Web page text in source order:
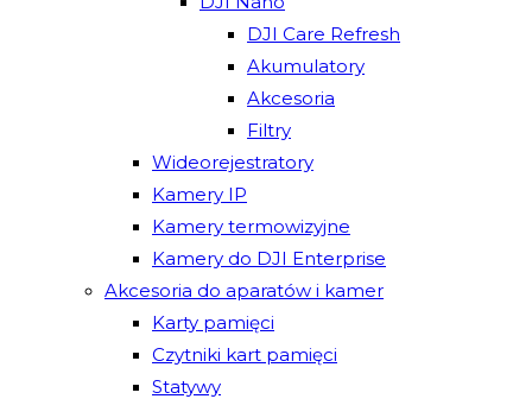
DJI Care Refresh
Akumulatory
Akcesoria
Filtry
Wideorejestratory
Kamery IP
Kamery termowizyjne
Kamery do DJI Enterprise
Akcesoria do aparatów i kamer
Karty pamięci
Czytniki kart pamięci
Statywy